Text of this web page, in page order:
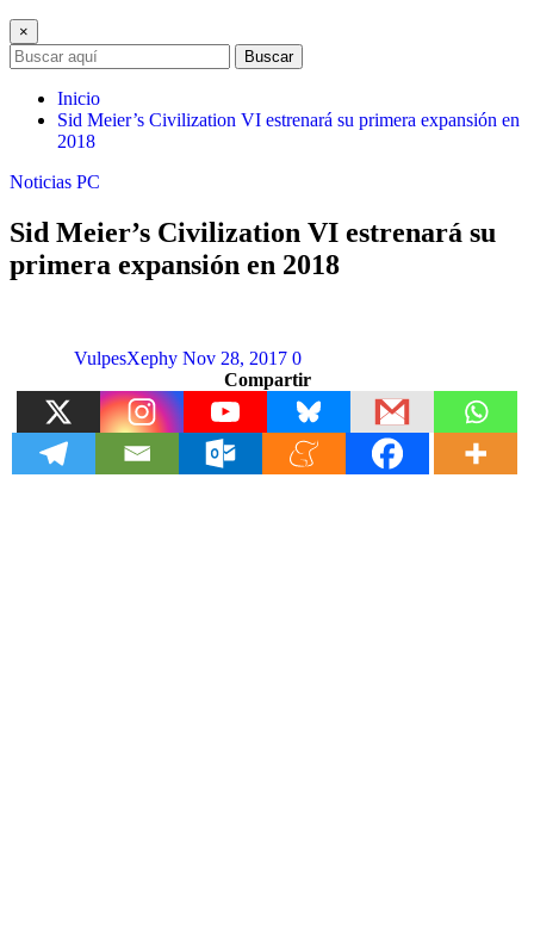
×
Buscar
Inicio
Sid Meier’s Civilization VI estrenará su primera expansión en
2018
Noticias PC
Sid Meier’s Civilization VI estrenará su
primera expansión en 2018
VulpesXephy Nov 28, 2017 0
Compartir